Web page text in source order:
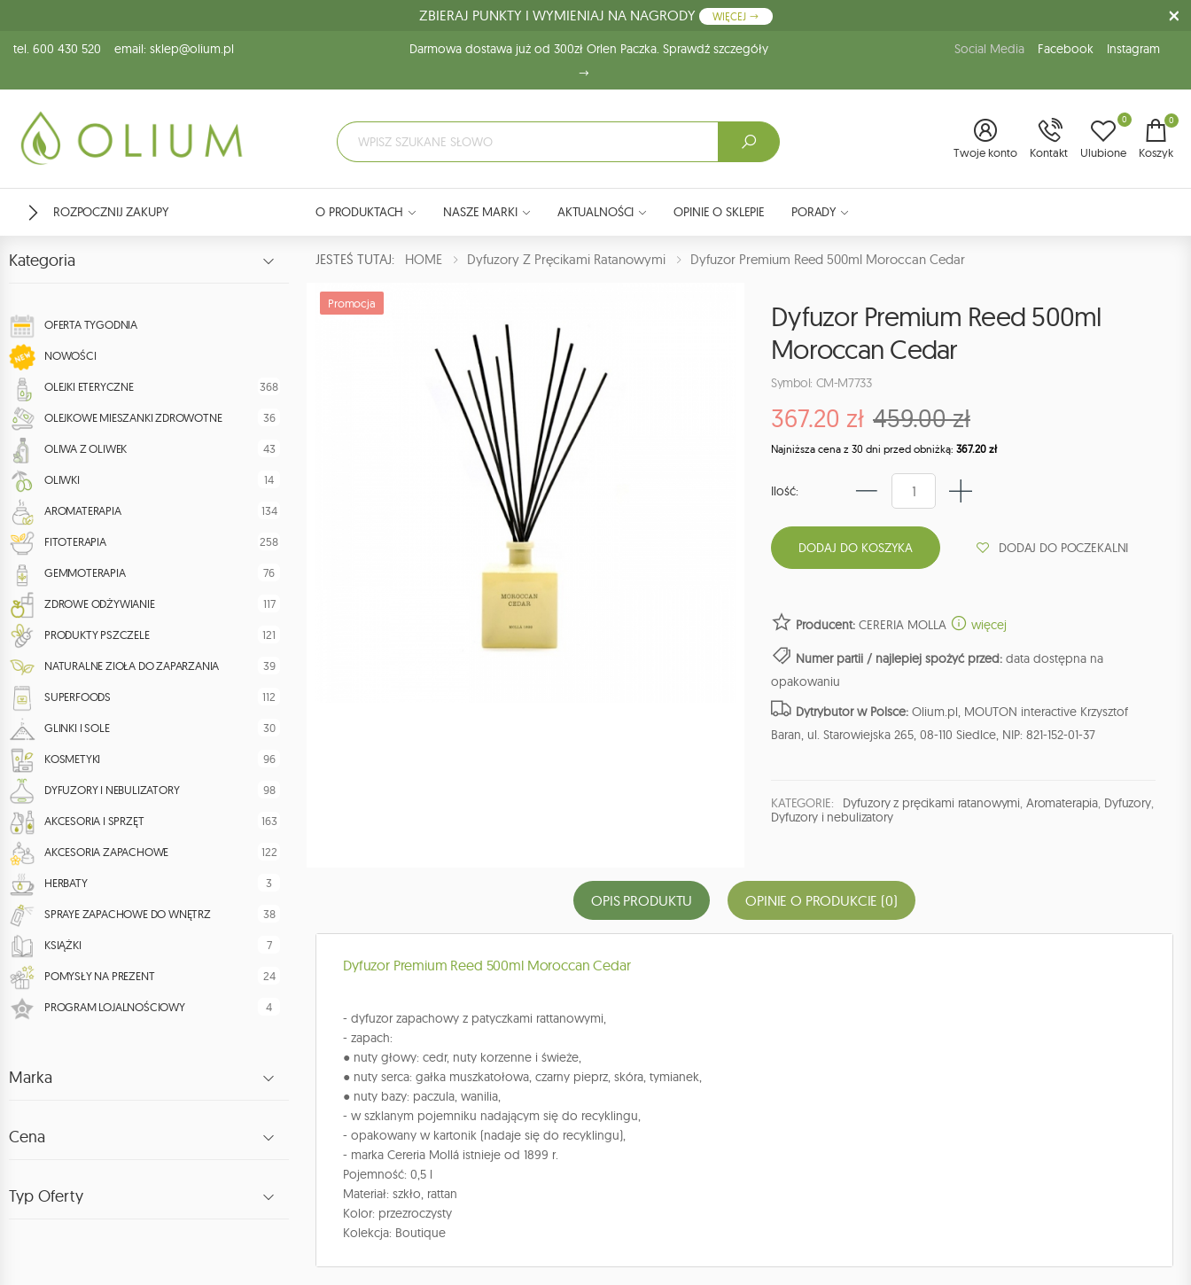
ZBIERAJ PUNKTY I WYMIENIAJ NA NAGRODY WIĘCEJ
tel. 600 430 520 email: sklep@olium.pl Darmowa dostawa już od 300zł Orlen Paczka. Sprawdź szczegóły Social Media Facebook Instagram
Twoje konto Kontakt Ulubione
0 0
Koszyk
ROZPOCZNIJ ZAKUPY O PRODUKTACH NASZE MARKI AKTUALNOŚCI OPINIE O SKLEPIE PORADY
Kategoria
OFERTA TYGODNIA
NOWOŚCI
OLEJKI ETERYCZNE 368
OLEJKOWE MIESZANKI ZDROWOTNE 36
OLIWA Z OLIWEK 43
OLIWKI 14
AROMATERAPIA 134
FITOTERAPIA 258
GEMMOTERAPIA 76
ZDROWE ODŻYWIANIE 117
PRODUKTY PSZCZELE 121
NATURALNE ZIOŁA DO ZAPARZANIA 39
SUPERFOODS 112
GLINKI I SOLE 30
KOSMETYKI 96
DYFUZORY I NEBULIZATORY 98
AKCESORIA I SPRZĘT 163
AKCESORIA ZAPACHOWE 122
HERBATY 3
SPRAYE ZAPACHOWE DO WNĘTRZ 38
KSIĄŻKI 7
POMYSŁY NA PREZENT 24
PROGRAM LOJALNOŚCIOWY 4
Marka
Cena
Typ Oferty
JESTEŚ TUTAJ: HOME Dyfuzory Z Pręcikami Ratanowymi Dyfuzor Premium Reed 500ml Moroccan Cedar
Promocja
Dyfuzor Premium Reed 500ml
Moroccan Cedar
Symbol: CM-M7733
367.20 zł 459.00 zł
Najniższa cena z 30 dni przed obniżką: 367.20 zł
Ilość:
DODAJ DO POCZEKALNI
Producent: CERERIA MOLLA więcej
Numer partii / najlepiej spożyć przed: data dostępna na
opakowaniu
Dytrybutor w Polsce: Olium.pl, MOUTON interactive Krzysztof
Baran, ul. Starowiejska 265, 08-110 Siedlce, NIP: 821-152-01-37
KATEGORIE: Dyfuzory z pręcikami ratanowymi, Aromaterapia, Dyfuzory,
Dyfuzory i nebulizatory
OPIS PRODUKTU OPINIE O PRODUKCIE (0)
Dyfuzor Premium Reed 500ml Moroccan Cedar
- dyfuzor zapachowy z patyczkami rattanowymi,
- zapach:
● nuty głowy: cedr, nuty korzenne i świeże,
● nuty serca: gałka muszkatołowa, czarny pieprz, skóra, tymianek,
● nuty bazy: paczula, wanilia,
- w szklanym pojemniku nadającym się do recyklingu,
- opakowany w kartonik (nadaje się do recyklingu),
- marka Cereria Mollá istnieje od 1899 r.
Pojemność: 0,5 l
Materiał: szkło, rattan
Kolor: przezroczysty
Kolekcja: Boutique